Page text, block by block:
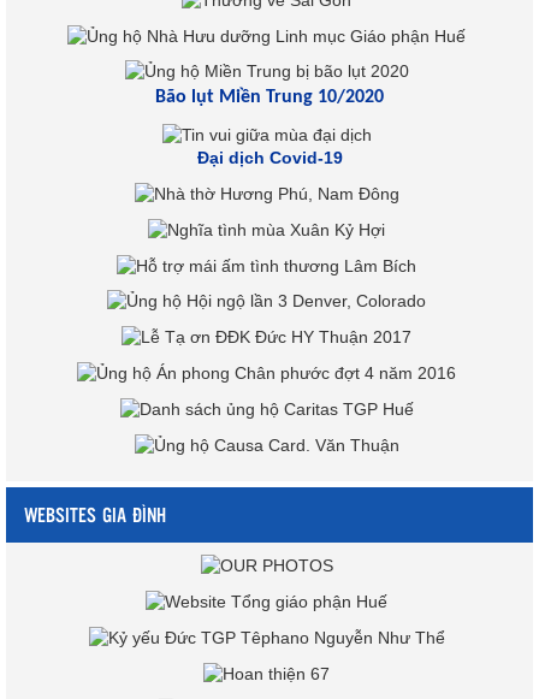
Bão lụt Miền Trung 10/2020
Đại dịch Covid-19
WEBSITES GIA ĐÌNH